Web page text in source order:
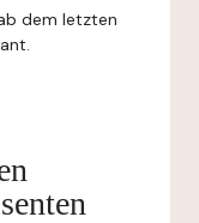
dem letzten